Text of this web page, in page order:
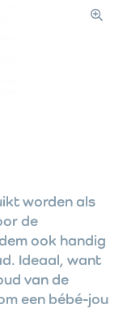
worden als
de
ook handig
Ideaal, want
van de
een bébé-jou